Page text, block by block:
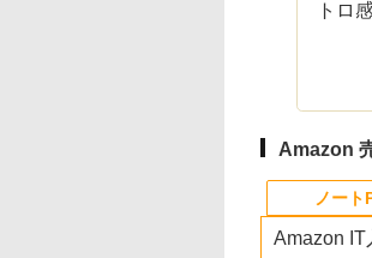
トロ
Amazon
ノート
Amazon IT